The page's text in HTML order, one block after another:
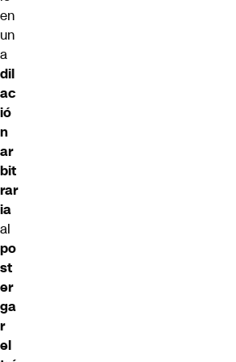
en
un
a
dil
ac
ió
n
ar
bit
rar
ia
al
po
st
er
ga
r
el